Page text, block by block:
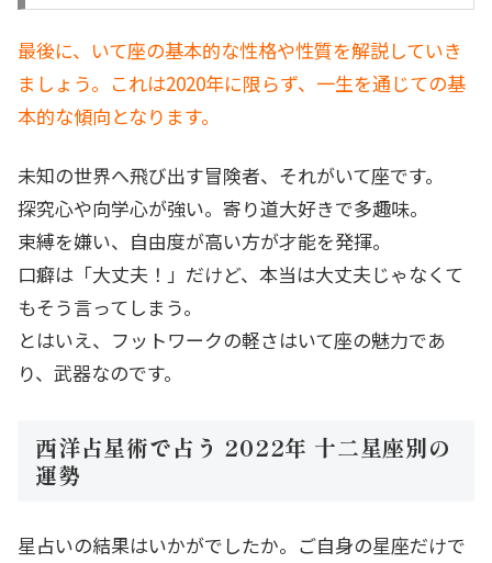
最後に、いて座の基本的な性格や性質を解説していき
ましょう。これは2020年に限らず、一生を通じての基
本的な傾向となります。
未知の世界へ飛び出す冒険者、それがいて座です。
探究心や向学心が強い。寄り道大好きで多趣味。
束縛を嫌い、自由度が高い方が才能を発揮。
口癖は「大丈夫！」だけど、本当は大丈夫じゃなくて
もそう言ってしまう。
とはいえ、フットワークの軽さはいて座の魅力であ
り、武器なのです。
西洋占星術で占う 2022年 十二星座別の
運勢
星占いの結果はいかがでしたか。ご自身の星座だけで